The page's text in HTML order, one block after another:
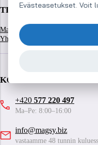
TIETOA
Magneettierottimet
Yhteystiedot
KONTAKT
+420 577 220 497
Ma–Pe: 8:00–16:00
info@magsy.biz
vastaamme 48 tunnin
Evästeasetukset. Voit